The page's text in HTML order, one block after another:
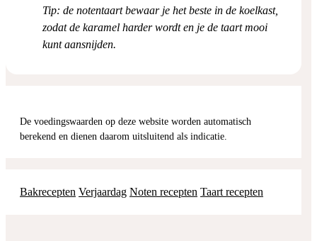
Tip: de notentaart bewaar je het beste in de koelkast,
zodat de karamel harder wordt en je de taart mooi
kunt aansnijden.
De voedingswaarden op deze website worden automatisch
berekend en dienen daarom uitsluitend als indicatie.
Bakrecepten Verjaardag Noten recepten Taart recepten